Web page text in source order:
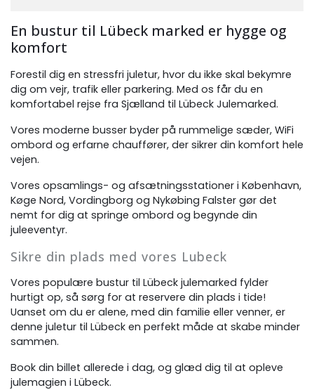
En bustur til Lübeck marked er hygge og
komfort
Forestil dig en stressfri juletur, hvor du ikke skal bekymre
dig om vejr, trafik eller parkering. Med os får du en
komfortabel rejse fra Sjælland til Lübeck Julemarked.
Vores moderne busser byder på rummelige sæder, WiFi
ombord og erfarne chauffører, der sikrer din komfort hele
vejen.
Vores opsamlings- og afsætningsstationer i København,
Køge Nord, Vordingborg og Nykøbing Falster gør det
nemt for dig at springe ombord og begynde din
juleeventyr.
Sikre din plads med vores Lubeck
Vores populære bustur til Lübeck julemarked fylder
hurtigt op, så sørg for at reservere din plads i tide!
Uanset om du er alene, med din familie eller venner, er
denne juletur til Lübeck en perfekt måde at skabe minder
sammen.
Book din billet allerede i dag, og glæd dig til at opleve
julemagien i Lübeck.